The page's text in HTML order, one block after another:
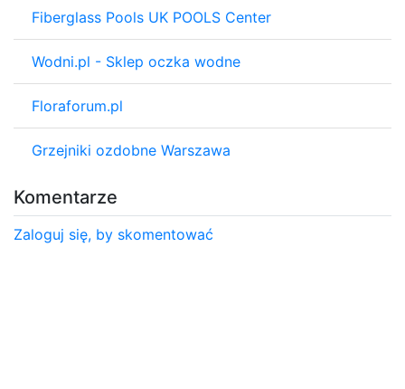
Fiberglass Pools UK POOLS Center
Wodni.pl - Sklep oczka wodne
Floraforum.pl
Grzejniki ozdobne Warszawa
Komentarze
Zaloguj się, by skomentować